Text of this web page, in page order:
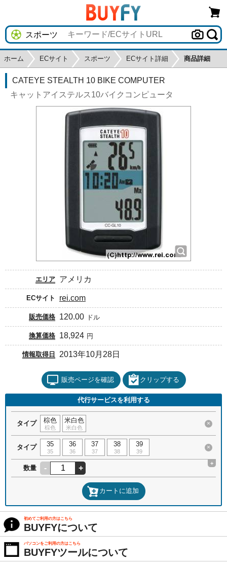
ホーム ECサイト スポーツ ECサイト詳細 商品詳細
CATEYE STEALTH 10 BIKE COMPUTER
キャットアイステルス10バイクコンピュータ
エリア アメリカ
ECサイト rei.com
販売価格 120.00 ドル
換算価格 18,924 円
情報取得日 2013年10月28日
販売ページを確認 クリップする
代行サービスを利用する
タイプ 棕色
棕色
米白色
米白色
×
タイプ 35
35
36
36
37
37
38
38
39
39
×
数量 - +
+
カートに追加
初めてご利用の方はこちら
BUYFYについて
パソコンをご利用の方はこちら
BUYFYツールについて